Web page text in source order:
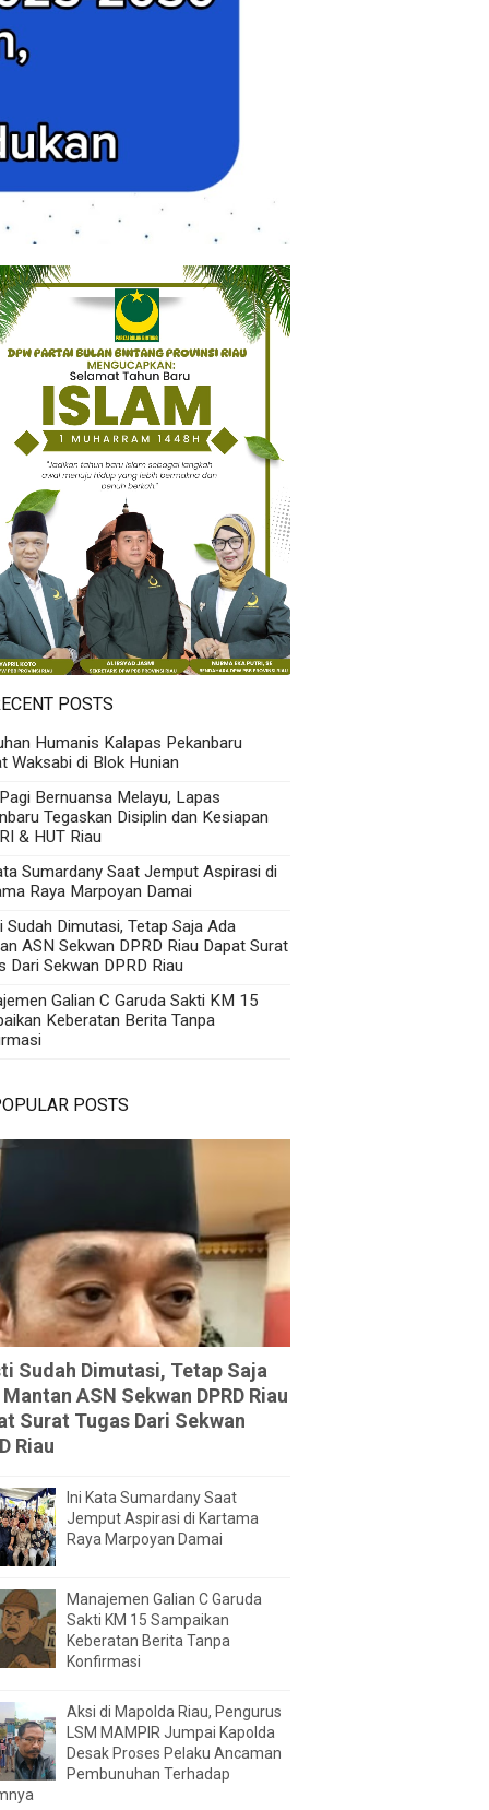
POSTS
Humanis Kalapas Pekanbaru
Waksabi di Blok Hunian
Bernuansa Melayu, Lapas
Tegaskan Disiplin dan Kesiapan
& HUT Riau
Sumardany Saat Jemput Aspirasi di
Raya Marpoyan Damai
Sudah Dimutasi, Tetap Saja Ada
ASN Sekwan DPRD Riau Dapat Surat
Dari Sekwan DPRD Riau
Galian C Garuda Sakti KM 15
Keberatan Berita Tanpa
POSTS
Sudah Dimutasi, Tetap Saja
ASN Sekwan DPRD Riau
Surat Tugas Dari Sekwan
Riau
Ini Kata Sumardany Saat
Jemput Aspirasi di Kartama
Raya Marpoyan Damai
Manajemen Galian C Garuda
Sakti KM 15 Sampaikan
Keberatan Berita Tanpa
Konfirmasi
Aksi di Mapolda Riau, Pengurus
LSM MAMPIR Jumpai Kapolda
Desak Proses Pelaku Ancaman
Pembunuhan Terhadap